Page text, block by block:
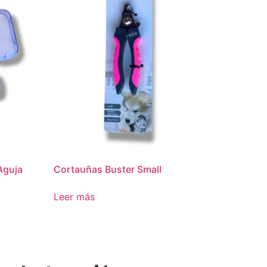
Cortauñas Buster Small
Leer más